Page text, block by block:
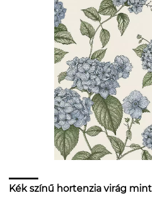
Kék színű hortenzia virág